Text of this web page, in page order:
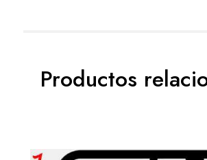
Productos